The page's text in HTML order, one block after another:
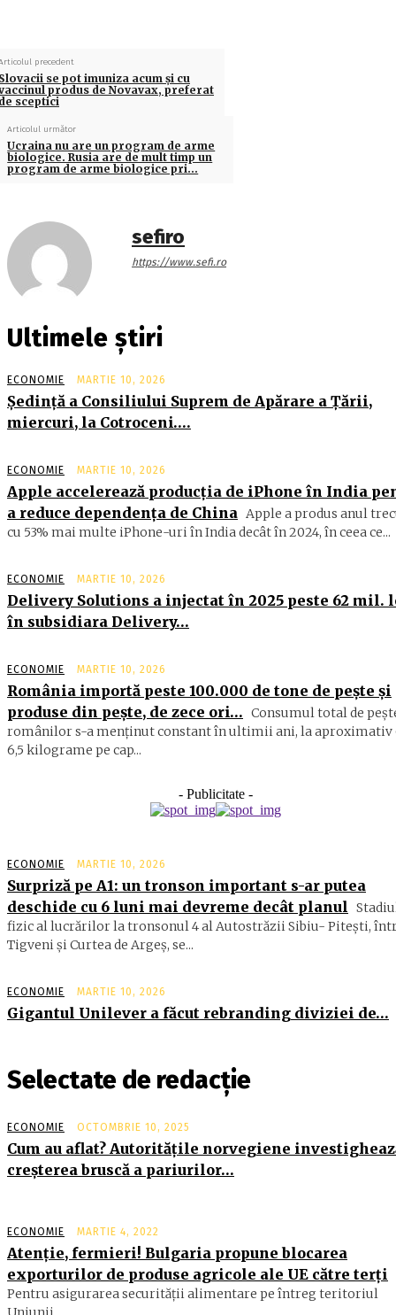
precedent
se pot imuniza acum și cu
produs de Novavax, preferat
sceptici
Articolul următor
Ucraina nu are un program de arme
biologice. Rusia are de mult timp un
program de arme biologice pri…
sefiro
https://www.sefi.ro
Ultimele știri
ECONOMIE MARTIE 10, 2026
Şedinţă a Consiliului Suprem de Apărare a Ţării,
miercuri, la Cotroceni….
ECONOMIE MARTIE 10, 2026
Apple accelerează producția de iPhone în India
a reduce dependența de China Apple a produs anul
cu 53% mai multe iPhone-uri în India decât în 2024, în ceea ce...
ECONOMIE MARTIE 10, 2026
Delivery Solutions a injectat în 2025 peste 62 mil.
în subsidiara Delivery…
ECONOMIE MARTIE 10, 2026
România importă peste 100.000 de tone de peşte şi
produse din peşte, de zece ori… Consumul total de
ro­mâ­nilor s-a menţinut constant în ul­timii ani, la aproximativ
6,5 ki­lograme pe cap...
- Publicitate -
ECONOMIE MARTIE 10, 2026
Surpriză pe A1: un tronson important s-ar putea
deschide cu 6 luni mai devreme decât planul
fizic al lucrărilor la tronsonul 4 al Autostrăzii Sibiu- Piteşti,
Tigveni şi Curtea de Argeş, se...
ECONOMIE MARTIE 10, 2026
Gigantul Unilever a făcut rebranding diviziei de…
Selectate de redacție
ECONOMIE OCTOMBRIE 10, 2025
Cum au aflat? Autorităţile norvegiene
creşterea bruscă a pariurilor…
ECONOMIE MARTIE 4, 2022
Atenție, fermieri! Bulgaria propune blocarea
exporturilor de produse agricole ale UE către terți
Pentru asigurarea securității alimentare pe întreg teritoriul